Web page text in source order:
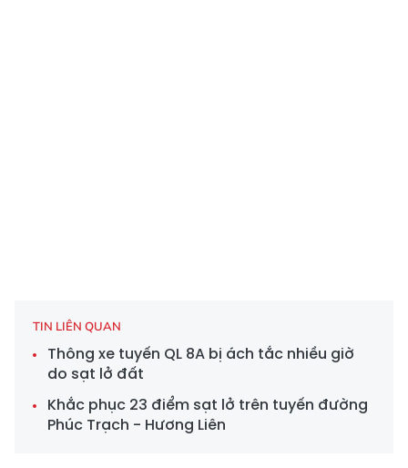
TIN LIÊN QUAN
Thông xe tuyến QL 8A bị ách tắc nhiều giờ
do sạt lở đất
Khắc phục 23 điểm sạt lở trên tuyến đường
Phúc Trạch - Hương Liên